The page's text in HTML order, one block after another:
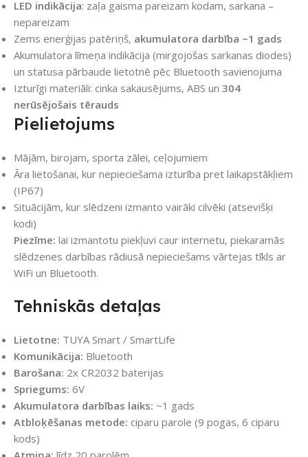
LED indikācija: zaļa gaisma pareizam kodam, sarkana –
nepareizam
Zems enerģijas patēriņš, akumulatora darbība ~1 gads
Akumulatora līmeņa indikācija (mirgojošas sarkanas diodes)
un statusa pārbaude lietotnē pēc Bluetooth savienojuma
Izturīgi materiāli: cinka sakausējums, ABS un 304
nerūsējošais tērauds
Pielietojums
Mājām, birojam, sporta zālei, ceļojumiem
Āra lietošanai, kur nepieciešama izturība pret laikapstākļiem
(IP67)
Situācijām, kur slēdzeni izmanto vairāki cilvēki (atsevišķi
kodi)
Piezīme: lai izmantotu piekļuvi caur internetu, piekaramās
slēdzenes darbības rādiusā nepieciešams vārtejas tīkls ar
WiFi un Bluetooth.
Tehniskās detaļas
Lietotne: TUYA Smart / SmartLife
Komunikācija: Bluetooth
Barošana: 2x CR2032 baterijas
Spriegums: 6V
Akumulatora darbības laiks: ~1 gads
Atbloķēšanas metode: ciparu parole (9 pogas, 6 ciparu
kods)